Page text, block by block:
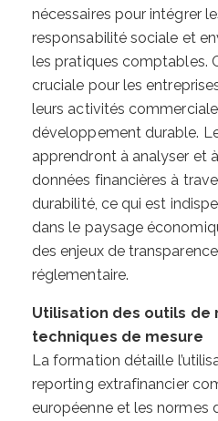
nécessaires pour intégrer
responsabilité sociale et
les pratiques comptables.
cruciale pour les
leurs activités
développement durable.
apprendront à analyser et
données financières à
durabilité, ce qui est
dans le paysage
des enjeux de
réglementaire.
Utilisation des outils de
techniques de mesure
La formation détaille
reporting extrafinancier
européenne et les normes